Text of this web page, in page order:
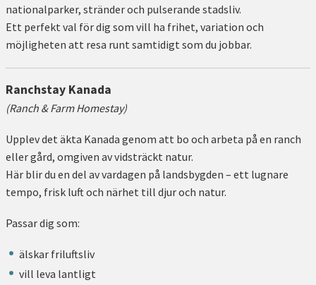
nationalparker, stränder och pulserande stadsliv.
Ett perfekt val för dig som vill ha frihet, variation och
möjligheten att resa runt samtidigt som du jobbar.
Ranchstay Kanada
(Ranch & Farm Homestay)
Upplev det äkta Kanada genom att bo och arbeta på en ranch
eller gård, omgiven av vidsträckt natur.
Här blir du en del av vardagen på landsbygden – ett lugnare
tempo, frisk luft och närhet till djur och natur.
Passar dig som:
älskar friluftsliv
vill leva lantligt